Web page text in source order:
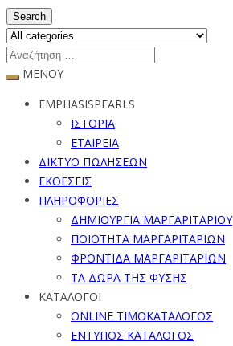
Search
ΜΕΝΟΥ
EMPHASISPEARLS
ΙΣΤΟΡΙΑ
ΕΤΑΙΡΕΙΑ
ΔΙΚΤΥΟ ΠΩΛΗΣΕΩΝ
ΕΚΘΕΣΕΙΣ
ΠΛΗΡΟΦΟΡΙΕΣ
ΔΗΜΙΟΥΡΓΙΑ ΜΑΡΓΑΡΙΤΑΡΙΟΥ
ΠΟΙΟΤΗΤΑ ΜΑΡΓΑΡΙΤΑΡΙΩΝ
ΦΡΟΝΤΙΔΑ ΜΑΡΓΑΡΙΤΑΡΙΩΝ
ΤΑ ΔΩΡΑ ΤΗΣ ΦΥΣΗΣ
ΚΑΤΑΛΟΓΟΙ
ONLINE ΤΙΜΟΚΑΤΑΛΟΓΟΣ
ΕΝΤΥΠΟΣ ΚΑΤΑΛΟΓΟΣ